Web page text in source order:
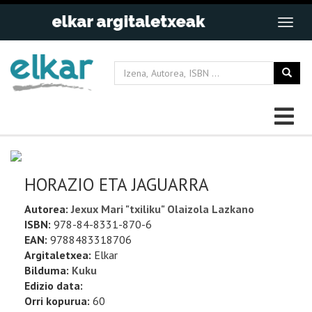
HORAZIO ETA JAGUARRA
Autorea:Jexux Mari "txiliku" Olaizola Lazkano
ISBN: 978-84-8331-870-6
EAN: 9788483318706
Argitaletxea: Elkar
Bilduma: Kuku
Edizio data:
Orri kopurua: 60